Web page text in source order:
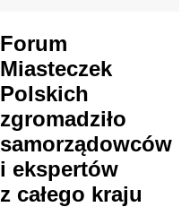
Forum
Miasteczek
Polskich
zgromadziło
samorządowców
i ekspertów
z całego kraju